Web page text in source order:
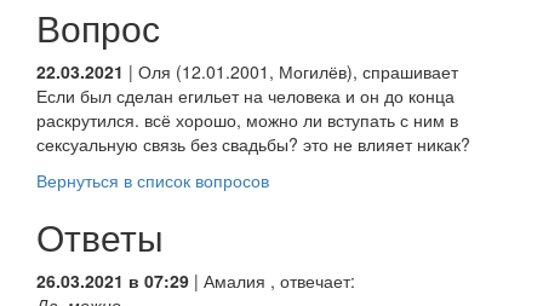
Вопрос
22.03.2021 | Оля (12.01.2001, Могилёв), спрашивает
Если был сделан егильет на человека и он до конца
раскрутился. всё хорошо, можно ли вступать с ним в
сексуальную связь без свадьбы? это не влияет никак?
Вернуться в список вопросов
Ответы
26.03.2021 в 07:29 | Амалия , отвечает: